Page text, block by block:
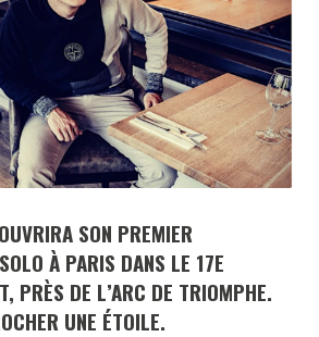
SON PREMIER
À PARIS DANS LE 17E
PRÈS DE L’ARC DE TRIOMPHE.
UNE ÉTOILE.